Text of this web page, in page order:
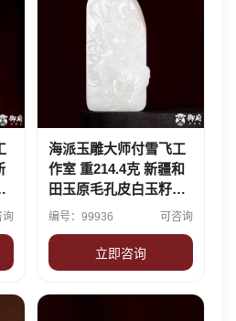
询
海派玉雕大师付雪飞工
作室 重214.4克 新疆和
田玉原毛孔皮白玉籽料
摆件 武财神赵公明·威
编号：99936 可咨询
立即咨询